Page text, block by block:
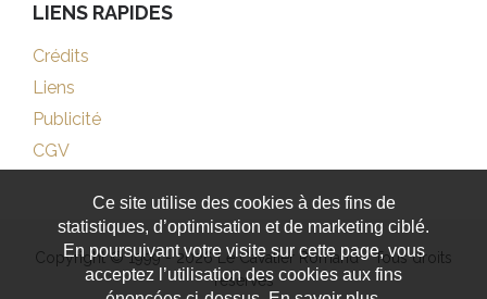
LIENS RAPIDES
Crédits
Liens
Publicité
CGV
Copyright © 1999 - 2026 Le Cavalier Romand - Tous droits
réservés
Ce site utilise des cookies à des fins de
statistiques, d’optimisation et de marketing ciblé.
En poursuivant votre visite sur cette page, vous
acceptez l’utilisation des cookies aux fins